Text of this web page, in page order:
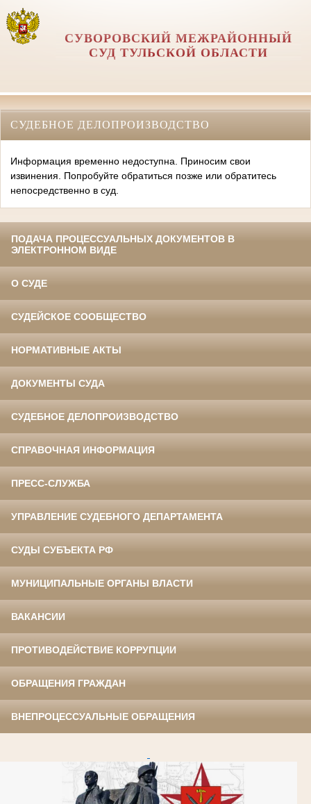
СУВОРОВСКИЙ МЕЖРАЙОННЫЙ
СУД ТУЛЬСКОЙ ОБЛАСТИ
СУДЕБНОЕ ДЕЛОПРОИЗВОДСТВО
Информация временно недоступна. Приносим свои
извинения. Попробуйте обратиться позже или обратитесь
непосредственно в суд.
ПОДАЧА ПРОЦЕССУАЛЬНЫХ ДОКУМЕНТОВ В
ЭЛЕКТРОННОМ ВИДЕ
О СУДЕ
СУДЕЙСКОЕ СООБЩЕСТВО
НОРМАТИВНЫЕ АКТЫ
ДОКУМЕНТЫ СУДА
СУДЕБНОЕ ДЕЛОПРОИЗВОДСТВО
СПРАВОЧНАЯ ИНФОРМАЦИЯ
ПРЕСС-СЛУЖБА
УПРАВЛЕНИЕ СУДЕБНОГО ДЕПАРТАМЕНТА
СУДЫ СУБЪЕКТА РФ
МУНИЦИПАЛЬНЫЕ ОРГАНЫ ВЛАСТИ
ВАКАНСИИ
ПРОТИВОДЕЙСТВИЕ КОРРУПЦИИ
ОБРАЩЕНИЯ ГРАЖДАН
ВНЕПРОЦЕССУАЛЬНЫЕ ОБРАЩЕНИЯ